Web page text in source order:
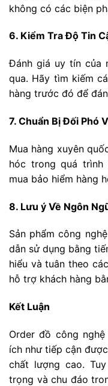
không có các biện
6. Kiểm Tra Độ Tin
Đánh giá uy tín của
qua. Hãy tìm kiếm
hàng trước đó để
7. Chuẩn Bị Đối Phó
Mua hàng xuyên
hóc trong quá trình
mua bảo hiểm hàng
8. Lưu ý Về Ngôn
Sản phẩm công
dẫn sử dụng bằng
hiểu và tuân theo
hỗ trợ khách hàng
Kết Luận
Order đồ công
ích như tiếp cận
chất lượng cao.
trọng và chu đáo